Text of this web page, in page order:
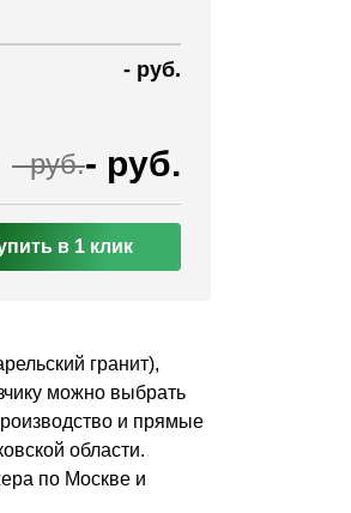
- руб.
-руб.- руб.
в 1 клик
гранит),
можно выбрать
и прямые
области.
по Москве и